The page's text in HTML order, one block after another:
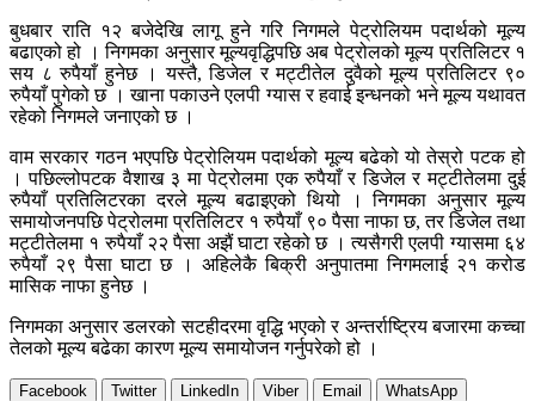
बुधबार राति १२ बजेदेखि लागू हुने गरि निगमले पेट्रोलियम पदार्थको मूल्य
बढाएको हो । निगमका अनुसार मूल्यवृद्धिपछि अब पेट्रोलको मूल्य प्रतिलिटर १
सय ८ रुपैयाँ हुनेछ । यस्तै, डिजेल र मट्टीतेल दुवैको मूल्य प्रतिलिटर ९०
रुपैयाँ पुगेको छ । खाना पकाउने एलपी ग्यास र हवाई इन्धनको भने मूल्य यथावत
रहेको निगमले जनाएको छ ।
वाम सरकार गठन भएपछि पेट्रोलियम पदार्थको मूल्य बढेको यो तेस्रो पटक हो
। पछिल्लोपटक वैशाख ३ मा पेट्रोलमा एक रुपैयाँ र डिजेल र मट्टीतेलमा दुई
रुपैयाँ प्रतिलिटरका दरले मूल्य बढाइएको थियो । निगमका अनुसार मूल्य
समायोजनपछि पेट्रोलमा प्रतिलिटर १ रुपैयाँ ९० पैसा नाफा छ, तर डिजेल तथा
मट्टीतेलमा १ रुपैयाँ २२ पैसा अझैं घाटा रहेको छ । त्यसैगरी एलपी ग्यासमा ६४
रुपैयाँ २९ पैसा घाटा छ । अहिलेकै बिक्री अनुपातमा निगमलाई २१ करोड
मासिक नाफा हुनेछ ।
निगमका अनुसार डलरको सटहीदरमा वृद्धि भएको र अन्तर्राष्ट्रिय बजारमा कच्चा
तेलको मूल्य बढेका कारण मूल्य समायोजन गर्नुपरेको हो ।
Facebook Twitter LinkedIn Viber Email WhatsApp